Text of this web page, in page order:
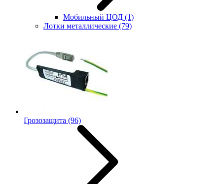
Мобильный ЦОД (1)
Лотки металлические (79)
Грозозащита (96)